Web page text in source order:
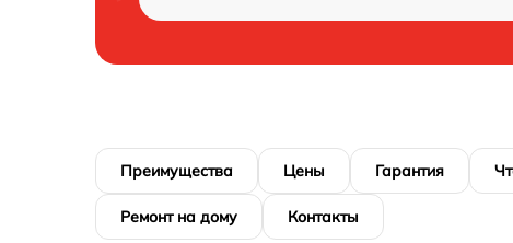
Преимущества Цены Гарантия
Ремонт на дому Контакты